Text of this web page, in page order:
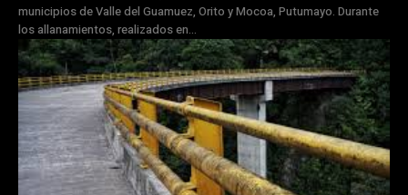
municipios de Valle del Guamuez, Orito y Mocoa, Putumayo. Durante
los allanamientos, realizados en...